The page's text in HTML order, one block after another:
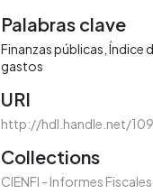
Palabras clave
Finanzas públicas Índice
gastos
URI
http://hdl.handle.net/
Collections
CIENFI - Informes